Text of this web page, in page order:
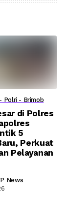
Polri - Brimob
di Polres
5
Perkuat
Pelayanan
News